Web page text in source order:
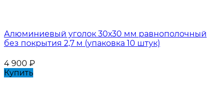
Алюминиевый уголок 30х30 мм равнополочный
без покрытия 2,7 м (упаковка 10 штук)
4 900 ₽
Купить